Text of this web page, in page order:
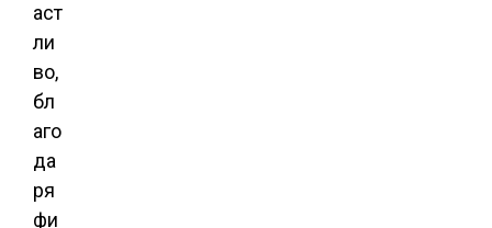
аст
ли
во,
бл
аго
да
ря
фи